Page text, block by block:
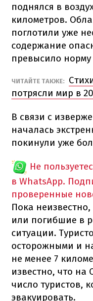
поднялся в
километров.
поглотили уже
содержание
превысило норму
ЧИТАЙТЕ ТАКЖЕ:
потрясли мир в
В связи с
началась
покинули уже
Не
в WhatsApp.
проверенные
Пока
или погибшие в
ситуации.
осторожными и
не менее 7
известно, что на
число туристов,
эвакуировать.